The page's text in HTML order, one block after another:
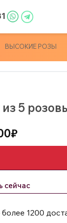
ВЫСОКИЕ РОЗЫ
из 5
₽
1200